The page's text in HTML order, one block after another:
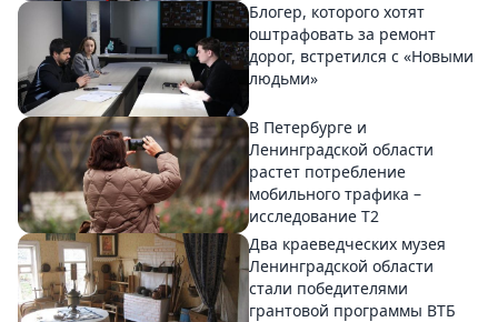
Блогер, которого хотят
оштрафовать за ремонт
дорог, встретился с «Новыми
людьми»
В Петербурге и
Ленинградской области
растет потребление
мобильного трафика –
исследование T2
Два краеведческих музея
Ленинградской области
стали победителями
грантовой программы ВТБ